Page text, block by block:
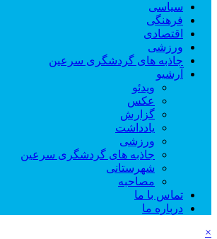
سیاسی
فرهنگی
اقتصادی
ورزشی
جاذبه های گردشگری سرعین
آرشیو
ویدئو
عکس
گزارش
یادداشت
ورزشی
جاذبه های گردشگری سرعین
شهرستانی
مصاحبه
تماس با ما
درباره ما
×